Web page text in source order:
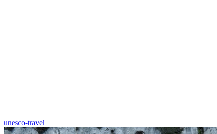
unesco-travel